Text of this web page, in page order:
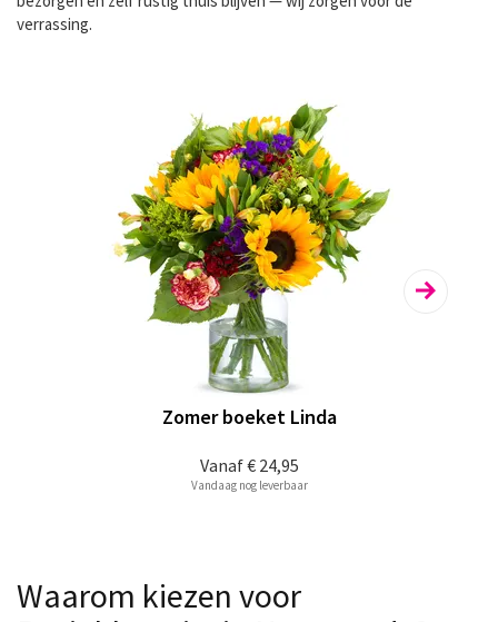
verrassing.
Vanaf€ 24,95
Zomer boeket Linda
Vandaag nog leverbaar
Waarom kiezen voor